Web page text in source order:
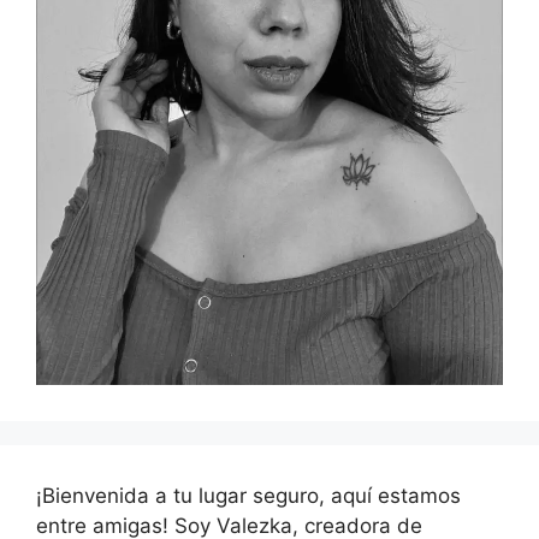
¡Bienvenida a tu lugar seguro, aquí estamos
entre amigas! Soy Valezka, creadora de